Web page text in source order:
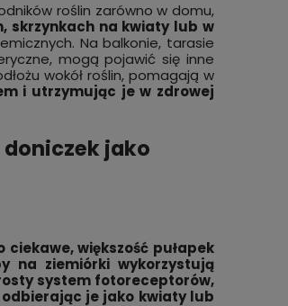
roślin zarówno w domu,
skrzynkach na kwiaty lub w
Na balkonie, tarasie
mogą pojawić się inne
wokół roślin, pomagają w
i utrzymując je w zdrowej
jako
większość pułapek
na ziemiórki wykorzystują
system fotoreceptorów,
odbierając je jako kwiaty lub